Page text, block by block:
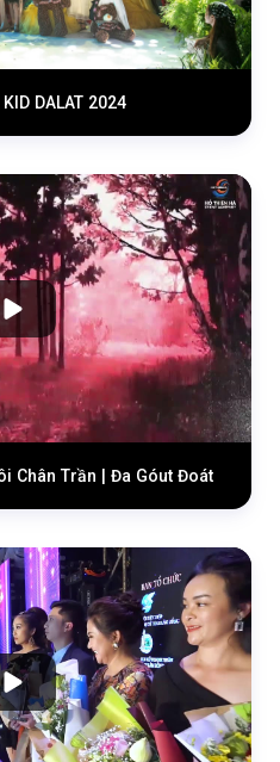
DALAT 2024
Chân Trần | Đa Góut Đoát